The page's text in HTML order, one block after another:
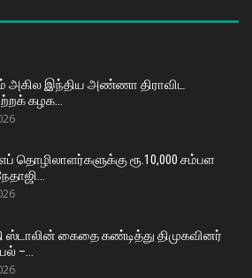
அகில இந்திய அண்ணா திராவிட
கழக…
தொழிலாளர்களுக்கு ரூ.10,000 சம்பள
ஸ்டாலின் கைதை கண்டித்து திமுகவினர்
–…